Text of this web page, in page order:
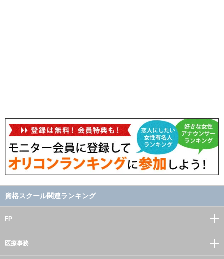
資格スクール関連ランキング
FP
医療事務